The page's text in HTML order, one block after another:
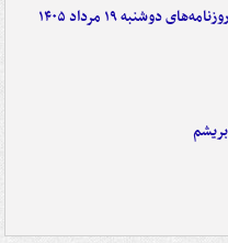
دوشنبه ۱۹ مرداد ۱۴۰۵